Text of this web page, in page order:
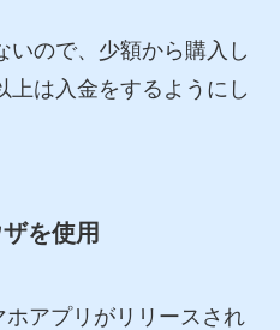
いので、少額から購入し
上は入金をするようにし
を使用
アプリがリリースされ